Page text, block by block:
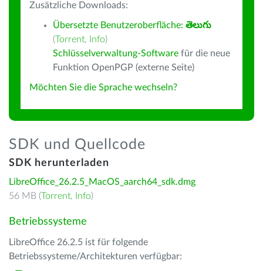
Zusätzliche Downloads:
Übersetzte Benutzeroberfläche: తెలుగు
(Torrent, Info)
Schlüsselverwaltung-Software für die neue
Funktion OpenPGP (externe Seite)
Möchten Sie die Sprache wechseln?
SDK und Quellcode
SDK herunterladen
LibreOffice_26.2.5_MacOS_aarch64_sdk.dmg
56 MB (Torrent, Info)
Betriebssysteme
LibreOffice 26.2.5 ist für folgende
Betriebssysteme/Architekturen verfügbar: